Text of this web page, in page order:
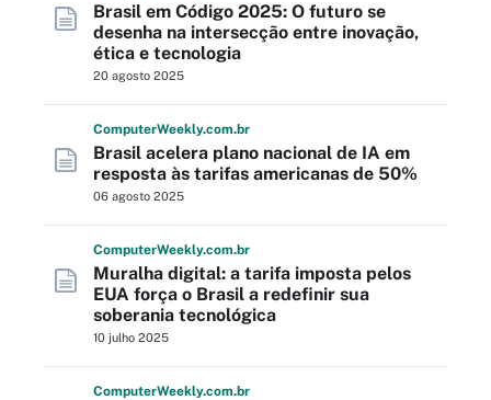
Brasil em Código 2025: O futuro se
desenha na intersecção entre inovação,
ética e tecnologia
20 agosto 2025
ComputerWeekly.com.br
Brasil acelera plano nacional de IA em
resposta às tarifas americanas de 50%
06 agosto 2025
ComputerWeekly.com.br
Muralha digital: a tarifa imposta pelos
EUA força o Brasil a redefinir sua
soberania tecnológica
10 julho 2025
ComputerWeekly.com.br